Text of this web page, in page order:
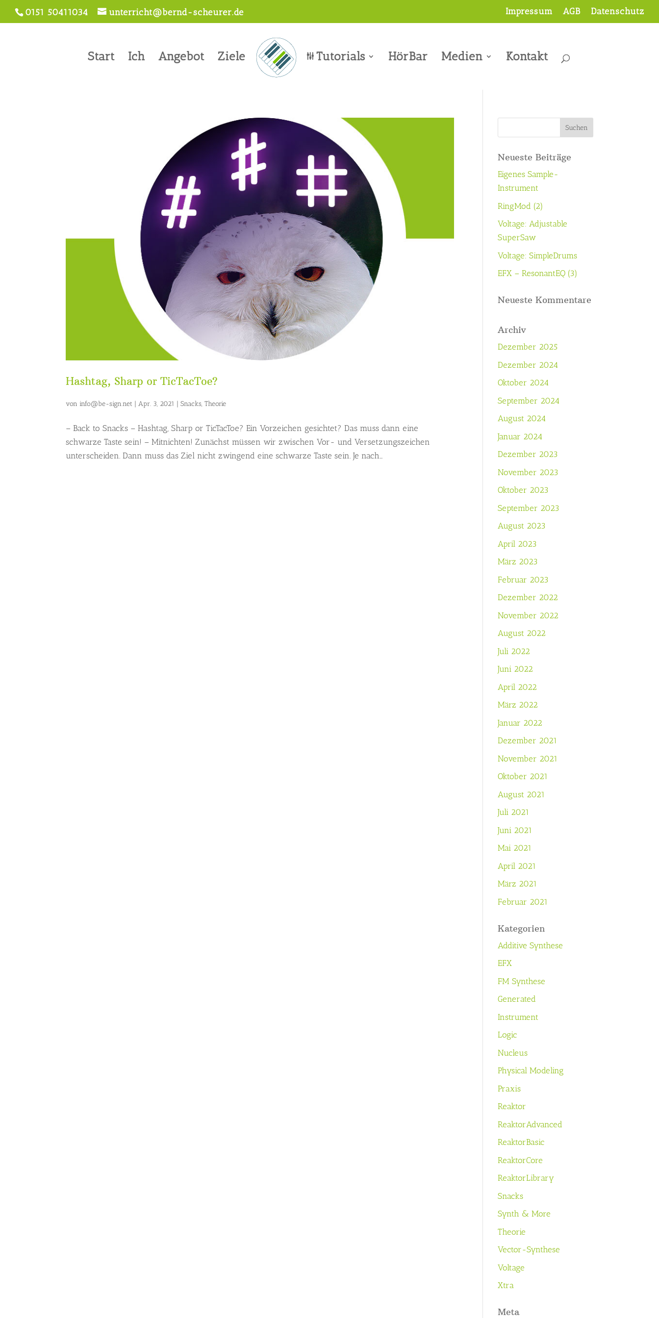
0151 50411034 unterricht@bernd-scheurer.de Impressum AGB Datenschutz
Start Ich Angebot Ziele Tutorials HörBar Medien Kontakt
Hashtag, Sharp or TicTacToe?
von info@be-sign.net |Apr. 3, 2021 |Snacks,Theorie
– Back to Snacks – Hashtag, Sharp or TicTacToe? Ein Vorzeichen gesichtet? Das muss dann eine
schwarze Taste sein! – Mitnichten! Zunächst müssen wir zwischen Vor- und Versetzungszeichen
unterscheiden. Dann muss das Ziel nicht zwingend eine schwarze Taste sein. Je nach...
Neueste Beiträge
Eigenes Sample-
Instrument
RingMod (2)
Voltage: Adjustable
SuperSaw
Voltage: SimpleDrums
EFX – ResonantEQ (3)
Neueste Kommentare
Archiv
Dezember 2025
Dezember 2024
Oktober 2024
September 2024
August 2024
Januar 2024
Dezember 2023
November 2023
Oktober 2023
September 2023
August 2023
April 2023
März 2023
Februar 2023
Dezember 2022
November 2022
August 2022
Juli 2022
Juni 2022
April 2022
März 2022
Januar 2022
Dezember 2021
November 2021
Oktober 2021
August 2021
Juli 2021
Juni 2021
Mai 2021
April 2021
März 2021
Februar 2021
Kategorien
Additive Synthese
EFX
FM Synthese
Generated
Instrument
Logic
Nucleus
Physical Modeling
Praxis
Reaktor
ReaktorAdvanced
ReaktorBasic
ReaktorCore
ReaktorLibrary
Snacks
Synth & More
Theorie
Vector-Synthese
Voltage
Xtra
Meta